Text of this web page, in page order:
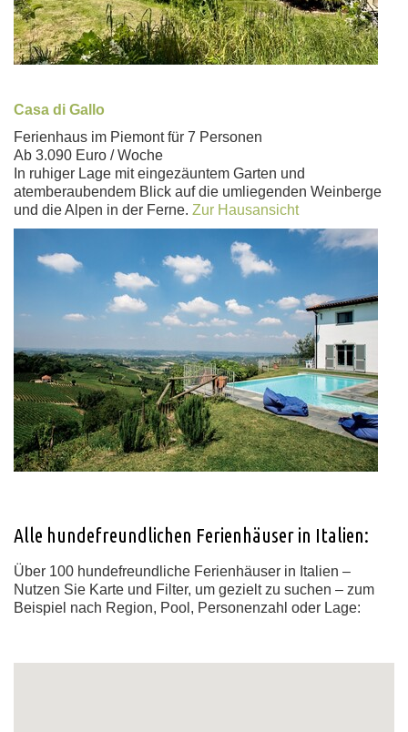
Casa di Gallo
Ferienhaus im Piemont für 7 Personen
Ab 3.090 Euro / Woche
In ruhiger Lage mit eingezäuntem Garten und
atemberaubendem Blick auf die umliegenden Weinberge
und die Alpen in der Ferne. Zur Hausansicht
Alle hundefreundlichen Ferienhäuser in Italien:
Über 100 hundefreundliche Ferienhäuser in Italien –
Nutzen Sie Karte und Filter, um gezielt zu suchen – zum
Beispiel nach Region, Pool, Personenzahl oder Lage: